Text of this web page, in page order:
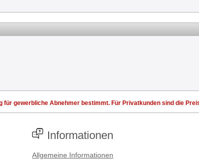
für gewerbliche Abnehmer bestimmt. Für Privatkunden sind die
Informationen
Allgemeine Informationen